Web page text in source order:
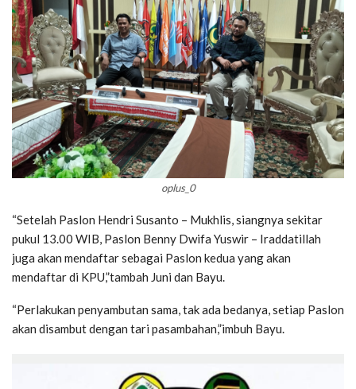
oplus_0
“Setelah Paslon Hendri Susanto – Mukhlis, siangnya sekitar
pukul 13.00 WIB, Paslon Benny Dwifa Yuswir – Iraddatillah
juga akan mendaftar sebagai Paslon kedua yang akan
mendaftar di KPU,”tambah Juni dan Bayu.
“Perlakukan penyambutan sama, tak ada bedanya, setiap Paslon
akan disambut dengan tari pasambahan,”imbuh Bayu.